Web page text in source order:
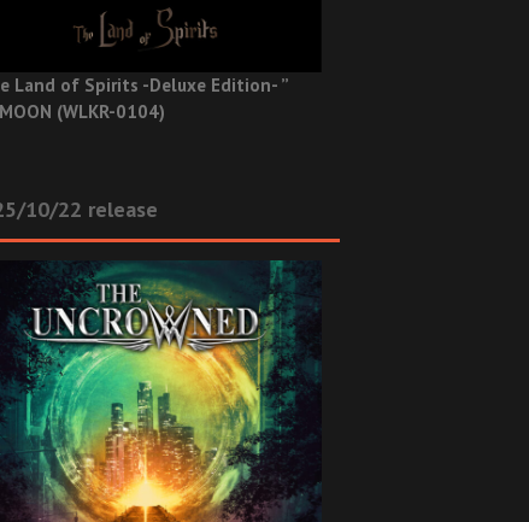
Land of Spirits -Deluxe Edition- ”
(WLKR-0104)
10/22 release